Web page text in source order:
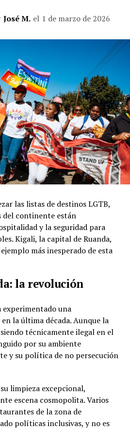
José M. el 1 de marzo de 2026
las listas de destinos LGTB,
del continente están
y la seguridad para
Kigali, la capital de Ruanda,
más inesperado de esta
la revolución
experimentado una
la última década. Aunque la
técnicamente ilegal en el
por su ambiente
y su política de no persecución
limpieza excepcional,
escena cosmopolita. Varios
de la zona de
políticas inclusivas, y no es